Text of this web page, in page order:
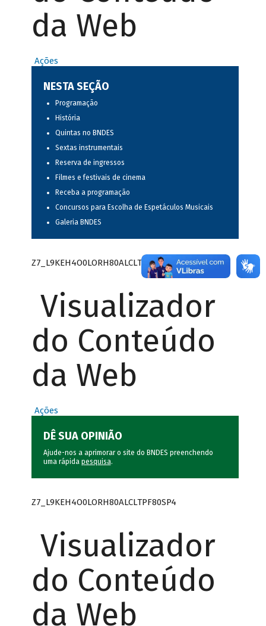
da Web
Ações
NESTA SEÇÃO
Programação
História
Quintas no BNDES
Sextas instrumentais
Reserva de ingressos
Filmes e festivais de cinema
Receba a programação
Concursos para Escolha de Espetáculos Musicais
Galeria BNDES
Z7_L9KEH4O0LORH80ALCLTPF80S97
Visualizador
do Conteúdo
da Web
Ações
DÊ SUA OPINIÃO
Ajude-nos a aprimorar o site do BNDES preenchendo
uma rápida pesquisa.
Z7_L9KEH4O0LORH80ALCLTPF80SP4
Visualizador
do Conteúdo
da Web